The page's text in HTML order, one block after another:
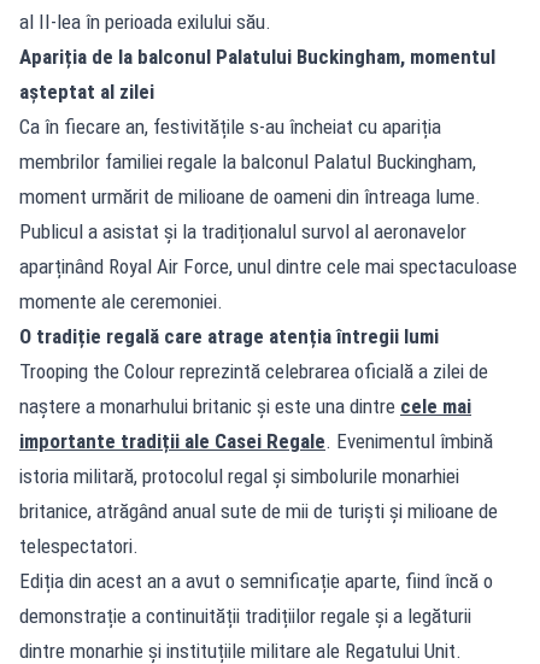
al II-lea în perioada exilului său.
Apariția de la balconul Palatului Buckingham, momentul
așteptat al zilei
Ca în fiecare an, festivitățile s-au încheiat cu apariția
membrilor familiei regale la balconul Palatul Buckingham,
moment urmărit de milioane de oameni din întreaga lume.
Publicul a asistat și la tradiționalul survol al aeronavelor
aparținând Royal Air Force, unul dintre cele mai spectaculoase
momente ale ceremoniei.
O tradiție regală care atrage atenția întregii lumi
Trooping the Colour reprezintă celebrarea oficială a zilei de
naștere a monarhului britanic și este una dintre cele mai
importante tradiții ale Casei Regale. Evenimentul îmbină
istoria militară, protocolul regal și simbolurile monarhiei
britanice, atrăgând anual sute de mii de turiști și milioane de
telespectatori.
Ediția din acest an a avut o semnificație aparte, fiind încă o
demonstrație a continuității tradițiilor regale și a legăturii
dintre monarhie și instituțiile militare ale Regatului Unit.